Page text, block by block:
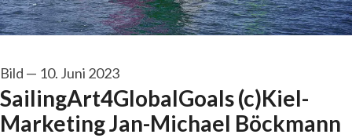
Bild — 10. Juni 2023
SailingArt4GlobalGoals (c)Kiel-
Marketing Jan-Michael Böckmann